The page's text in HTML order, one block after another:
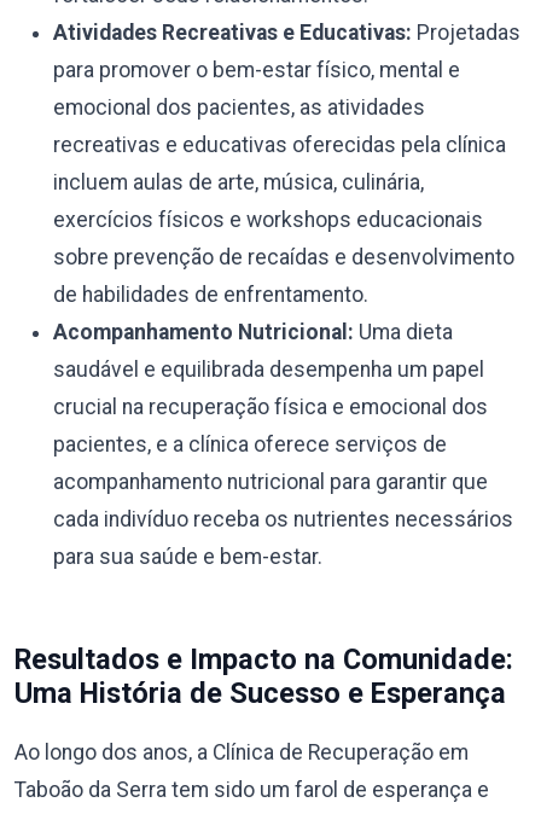
Atividades Recreativas e Educativas: Projetadas
para promover o bem-estar físico, mental e
emocional dos pacientes, as atividades
recreativas e educativas oferecidas pela clínica
incluem aulas de arte, música, culinária,
exercícios físicos e workshops educacionais
sobre prevenção de recaídas e desenvolvimento
de habilidades de enfrentamento.
Acompanhamento Nutricional: Uma dieta
saudável e equilibrada desempenha um papel
crucial na recuperação física e emocional dos
pacientes, e a clínica oferece serviços de
acompanhamento nutricional para garantir que
cada indivíduo receba os nutrientes necessários
para sua saúde e bem-estar.
Resultados e Impacto na Comunidade:
Uma História de Sucesso e Esperança
Ao longo dos anos, a Clínica de Recuperação em
Taboão da Serra tem sido um farol de esperança e